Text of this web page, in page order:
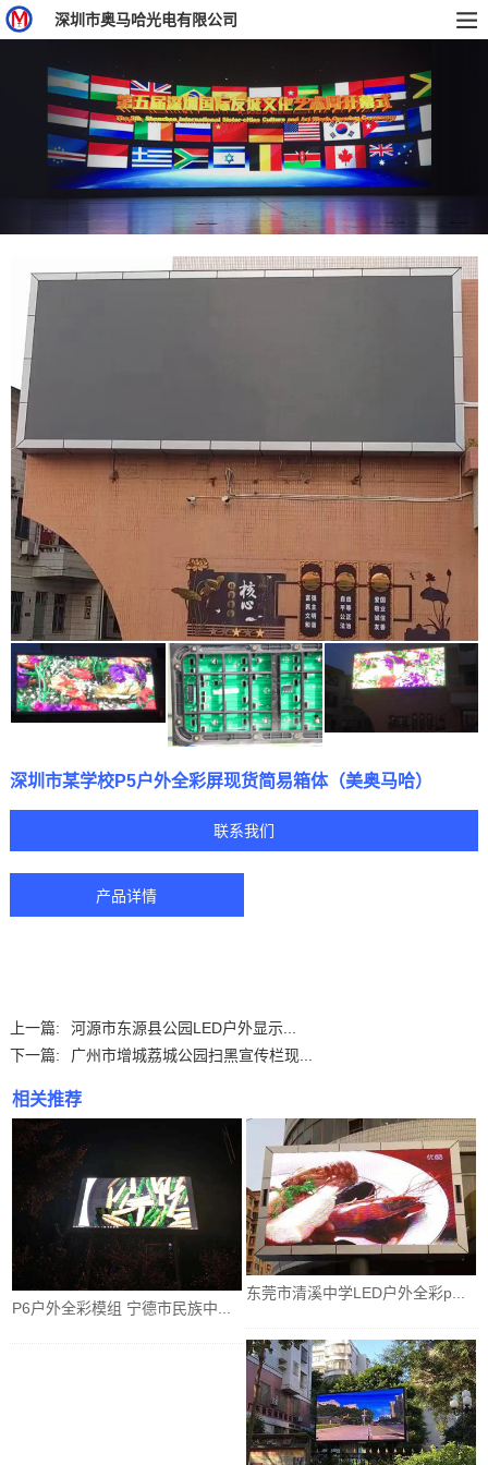
深圳市奥马哈光电有限公司
深圳市某学校P5户外全彩屏现货简易箱体（美奥马哈）
联系我们
产品详情
上一篇:
河源市东源县公园LED户外显示...
下一篇:
广州市增城荔城公园扫黑宣传栏现...
相关推荐
P6户外全彩模组 宁德市民族中...
东莞市清溪中学LED户外全彩p...